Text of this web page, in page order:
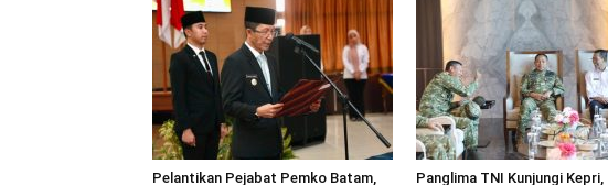
Pelantikan Pejabat Pemko Batam,
Panglima TNI Kunjungi Kepri,